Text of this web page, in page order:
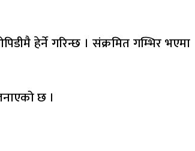
हेर्ने गरिन्छ । संक्रमित गम्भिर भएमा
छ ।